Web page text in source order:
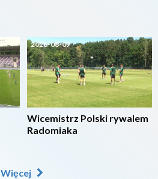
2026-08-07
Wicemistrz Polski rywalem
Radomiaka
Więcej